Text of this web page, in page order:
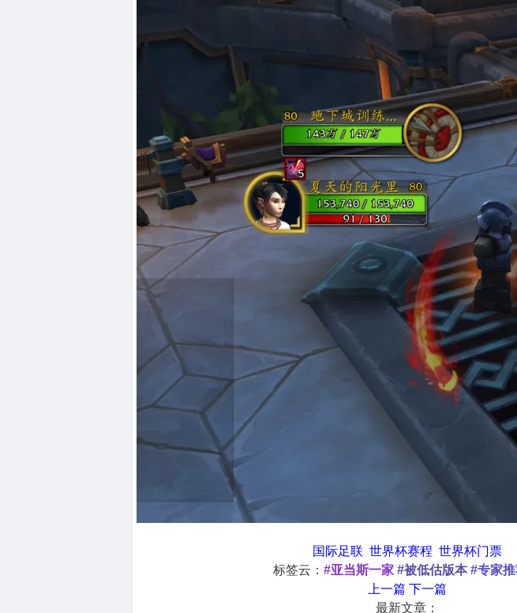
国际足联 世界杯赛程 世界杯门票
标签云： #亚当斯一家 #被低估版本 #专家
上一篇 下一篇
最新文章：